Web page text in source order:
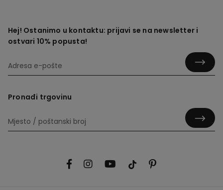
Hej! Ostanimo u kontaktu: prijavi se na newsletter i
ostvari 10% popusta!
Pronađi trgovinu